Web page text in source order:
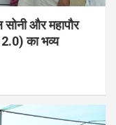
और महापौर
2.0) का भव्य